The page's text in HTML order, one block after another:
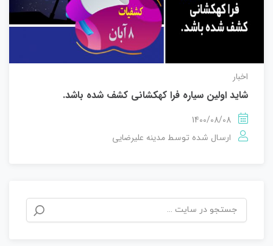
اخبار
شاید اولین سیاره فرا کهکشانی کشف شده باشد.
1400/08/08
ارسال شده توسط مدینه علیرضایی